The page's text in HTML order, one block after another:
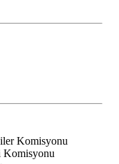
Komisyonu
Komisyonu